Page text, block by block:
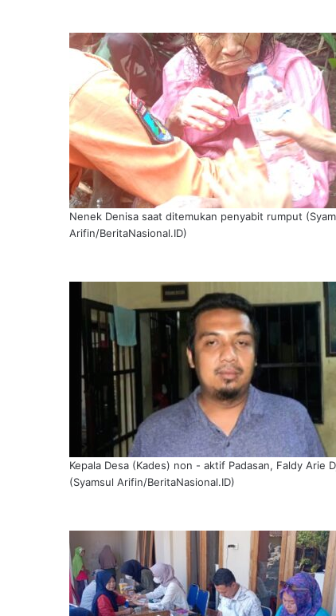
Nenek Denisa saat ditemukan penyabit rumput
Arifin/BeritaNasional.ID)
Kepala Desa (Kades) non - aktif Padasan, Faldy Arie
(Syamsul Arifin/BeritaNasional.ID)